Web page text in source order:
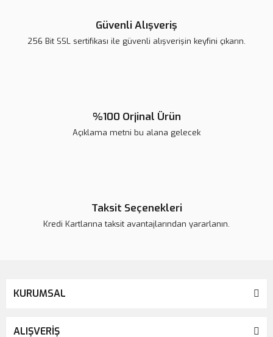
Güvenli Alışveriş
256 Bit SSL sertifikası ile güvenli alışverişin keyfini çıkarın.
%100 Orjinal Ürün
Açıklama metni bu alana gelecek
Taksit Seçenekleri
Kredi Kartlarına taksit avantajlarından yararlanın.
KURUMSAL
ALIŞVERİŞ